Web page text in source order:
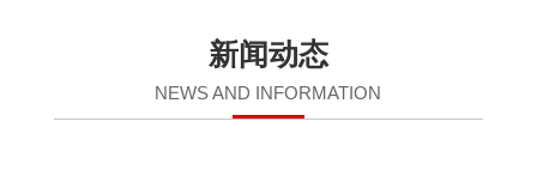
新闻动态
NEWS AND INFORMATION